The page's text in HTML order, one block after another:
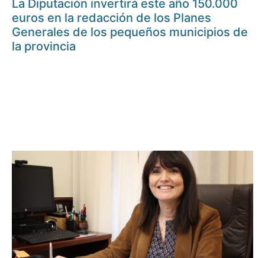
La Diputación invertirá este año 150.000
euros en la redacción de los Planes
Generales de los pequeños municipios de
la provincia